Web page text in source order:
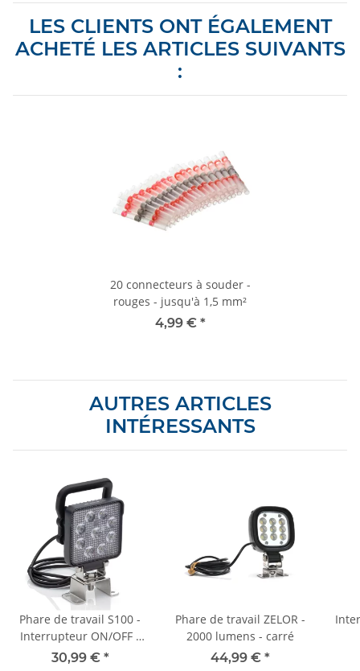
LES CLIENTS ONT ÉGALEMENT
ACHETÉ LES ARTICLES SUIVANTS
:
20 connecteurs à souder -
rouges - jusqu'à 1,5 mm²
4,99 € *
AUTRES ARTICLES
INTÉRESSANTS
Phare de travail S100 -
Interrupteur ON/OFF -
Poignée
30,99 € *
Phare de travail ZELOR -
2000 lumens - carré
44,99 € *